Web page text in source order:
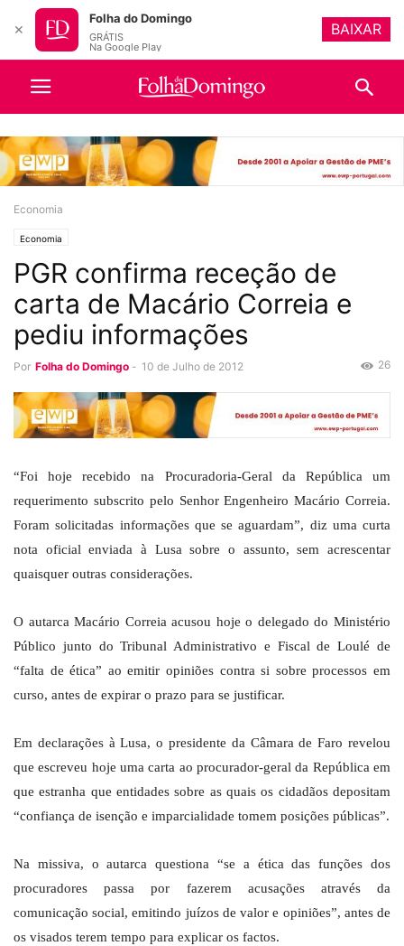
Economia
Economia
PGR confirma receção de
carta de Macário Correia e
pediu informações
Por Folha do Domingo - 10 de Julho de 2012 26
“Foi hoje recebido na Procuradoria-Geral da República um
requerimento subscrito pelo Senhor Engenheiro Macário Correia.
Foram solicitadas informações que se aguardam”, diz uma curta
nota oficial enviada à Lusa sobre o assunto, sem acrescentar
quaisquer outras considerações.
O autarca Macário Correia acusou hoje o delegado do Ministério
Público junto do Tribunal Administrativo e Fiscal de Loulé de
“falta de ética” ao emitir opiniões contra si sobre processos em
curso, antes de expirar o prazo para se justificar.
Em declarações à Lusa, o presidente da Câmara de Faro revelou
que escreveu hoje uma carta ao procurador-geral da República em
que estranha que entidades sobre as quais os cidadãos depositam
“confiança de isenção e imparcialidade tomem posições públicas”.
Na missiva, o autarca questiona “se a ética das funções dos
procuradores passa por fazerem acusações através da
comunicação social, emitindo juízos de valor e opiniões”, antes de
os visados terem tempo para explicar os factos.
✕
Folha do Domingo
GRÁTIS
Na Google Play
BAIXAR